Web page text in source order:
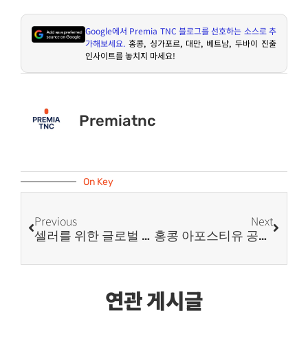
Google에서 Premia TNC블로그를 선호하는 소스로 추
가해보세요. 홍콩, 싱가포르, 대만, 베트남, 두바이 진출
인사이트를 놓치지 마세요!
Premiatnc
On Key
Previous
셀러를 위한 글로벌 틱톡샵 입점 기준과 해외 법인 컴플라이언스 전략
Next
홍콩 아포스티유 공증 가능 서류 및 진행 방법
연관 게시글